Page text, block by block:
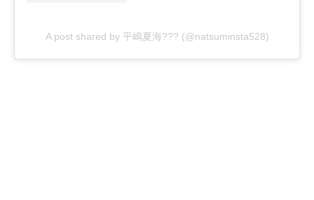
A post shared by 平嶋夏海??? (@natsuminsta528)